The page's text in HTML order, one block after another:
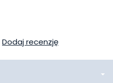
Dodaj recenzję